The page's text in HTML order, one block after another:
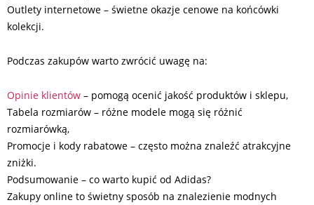
Outlety internetowe – świetne okazje cenowe na końcówki
kolekcji.
Podczas zakupów warto zwrócić uwagę na:
Opinie klientów – pomogą ocenić jakość produktów i sklepu,
Tabela rozmiarów – różne modele mogą się różnić
rozmiarówką,
Promocje i kody rabatowe – często można znaleźć atrakcyjne
zniżki.
Podsumowanie – co warto kupić od Adidas?
Zakupy online to świetny sposób na znalezienie modnych